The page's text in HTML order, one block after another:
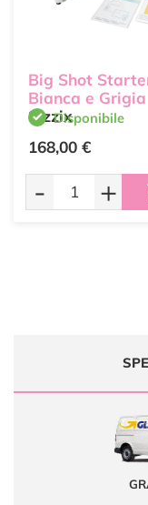
Big Shot
Bianca e Grigia
SizzixDisponibile
168,00 €
- +